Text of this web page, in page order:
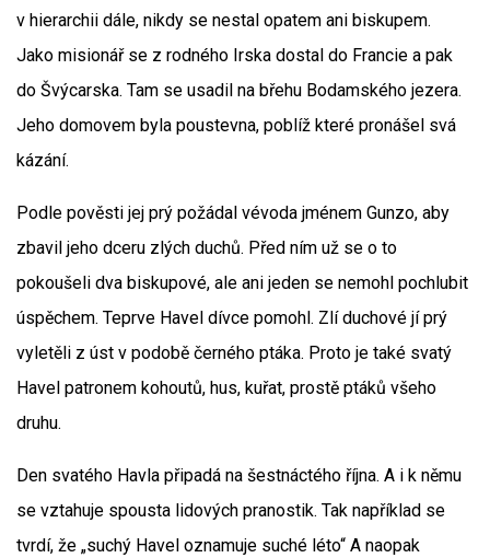
v hierarchii dále, nikdy se nestal opatem ani biskupem.
Jako misionář se z rodného Irska dostal do Francie a pak
do Švýcarska. Tam se usadil na břehu Bodamského jezera.
Jeho domovem byla poustevna, poblíž které pronášel svá
kázání.
Podle pověsti jej prý požádal vévoda jménem Gunzo, aby
zbavil jeho dceru zlých duchů. Před ním už se o to
pokoušeli dva biskupové, ale ani jeden se nemohl pochlubit
úspěchem. Teprve Havel dívce pomohl. Zlí duchové jí prý
vyletěli z úst v podobě černého ptáka. Proto je také svatý
Havel patronem kohoutů, hus, kuřat, prostě ptáků všeho
druhu.
Den svatého Havla připadá na šestnáctého října. A i k němu
se vztahuje spousta lidových pranostik. Tak například se
tvrdí, že „suchý Havel oznamuje suché léto“ A naopak